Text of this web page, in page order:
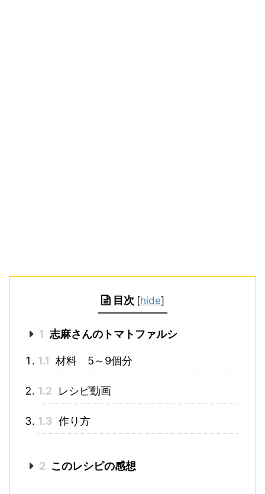
目次 [hide]
1 志麻さんのトマトファルシ
1.1 材料 5～9個分
1.2 レシピ動画
1.3 作り方
2 このレシピの感想